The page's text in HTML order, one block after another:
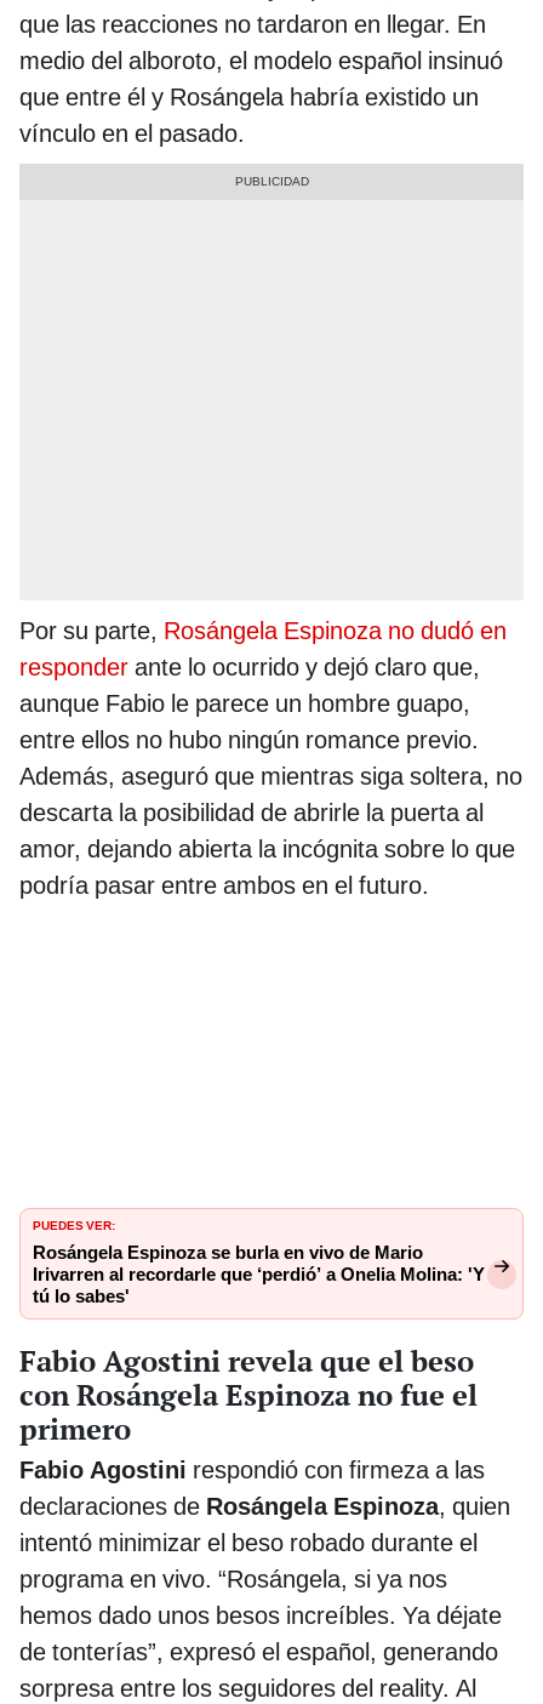
que las reacciones no tardaron en llegar. En
medio del alboroto, el modelo español insinuó
que entre él y Rosángela habría existido un
vínculo en el pasado.
Por su parte, Rosángela Espinoza no dudó en
responder ante lo ocurrido y dejó claro que,
aunque Fabio le parece un hombre guapo,
entre ellos no hubo ningún romance previo.
Además, aseguró que mientras siga soltera, no
descarta la posibilidad de abrirle la puerta al
amor, dejando abierta la incógnita sobre lo que
podría pasar entre ambos en el futuro.
PUEDES VER:
Rosángela Espinoza se burla en vivo de Mario
Irivarren al recordarle que ‘perdió’ a Onelia Molina: 'Y
tú lo sabes'
Fabio Agostini revela que el beso
con Rosángela Espinoza no fue el
primero
Fabio Agostini respondió con firmeza a las
declaraciones de Rosángela Espinoza, quien
intentó minimizar el beso robado durante el
programa en vivo. “Rosángela, si ya nos
hemos dado unos besos increíbles. Ya déjate
de tonterías”, expresó el español, generando
sorpresa entre los seguidores del reality. Al